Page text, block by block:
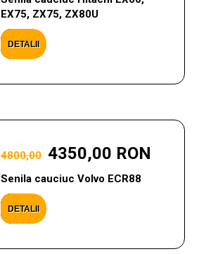
EX75, ZX75, ZX80U
DETALII
4800,00 4350,00 RON
Senila cauciuc Volvo ECR88
DETALII